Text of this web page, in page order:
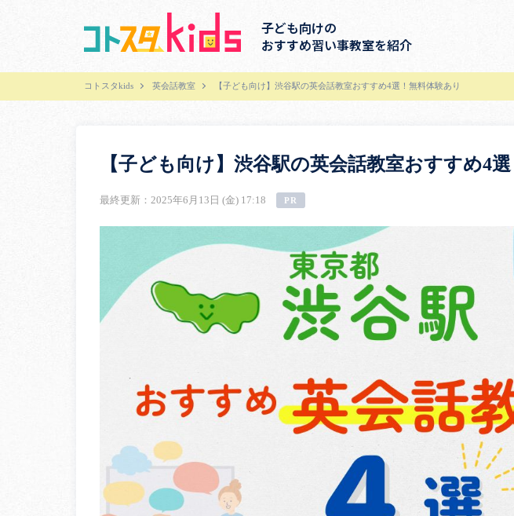
子ども向けの
おすすめ習い事教室を紹介
コトスタkids 英会話教室 【子ども向け】渋谷駅の英会話教室おすすめ4選！無料体験あり
【子ども向け】渋谷駅の英会話教室おすすめ4
最終更新：2025年6月13日 (金) 17:18 PR